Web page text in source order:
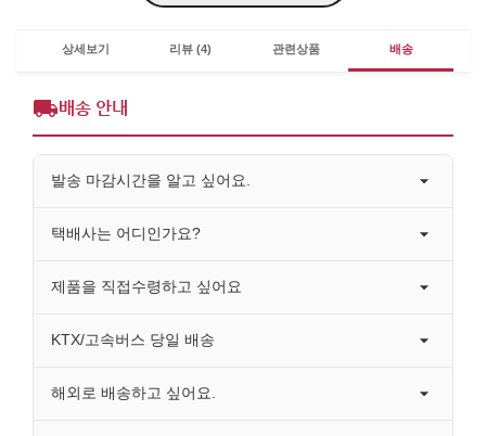
상세보기 리뷰 (4) 관련상품 배송
배송 안내
발송 마감시간을 알고 싶어요.
택배사는 어디인가요?
제품을 직접수령하고 싶어요
KTX/고속버스 당일 배송
해외로 배송하고 싶어요.